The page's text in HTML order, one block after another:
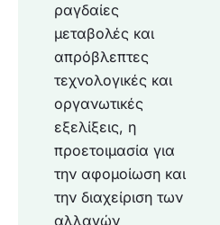
ραγδαίες
μεταβολές και
απρόβλεπτες
τεχνολογικές και
οργανωτικές
εξελίξεις, η
προετοιμασία για
την αφομοίωση και
την διαχείριση των
αλλαγών